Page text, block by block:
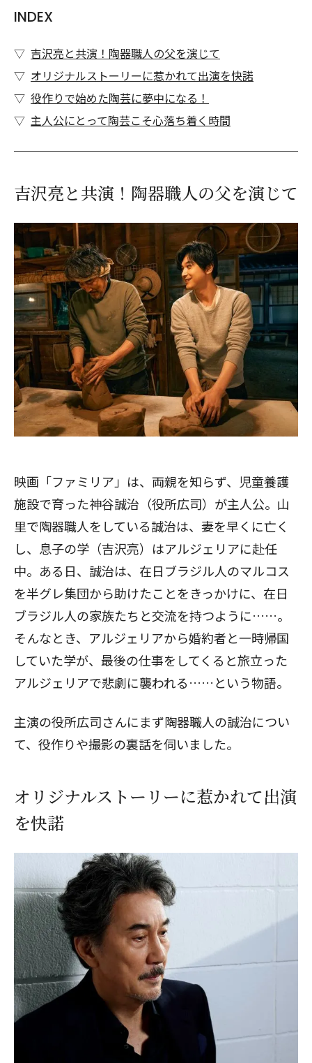
INDEX
吉沢亮と共演！陶器職人の父を演じて
オリジナルストーリーに惹かれて出演を快諾
役作りで始めた陶芸に夢中になる！
主人公にとって陶芸こそ心落ち着く時間
吉沢亮と共演！陶器職人の父を演じて
映画「ファミリア」は、両親を知らず、児童養護
施設で育った神谷誠治（役所広司）が主人公。山
里で陶器職人をしている誠治は、妻を早くに亡く
し、息子の学（吉沢亮）はアルジェリアに赴任
中。ある日、誠治は、在日ブラジル人のマルコス
を半グレ集団から助けたことをきっかけに、在日
ブラジル人の家族たちと交流を持つように……。
そんなとき、アルジェリアから婚約者と一時帰国
していた学が、最後の仕事をしてくると旅立った
アルジェリアで悲劇に襲われる……という物語。
主演の役所広司さんにまず陶器職人の誠治につい
て、役作りや撮影の裏話を伺いました。
オリジナルストーリーに惹かれて出演
を快諾